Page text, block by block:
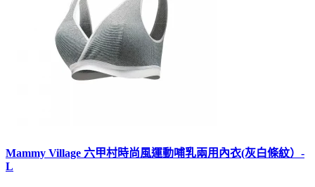
Mammy Village 六甲村時尚風運動哺乳兩用內衣(灰白條紋）-
L